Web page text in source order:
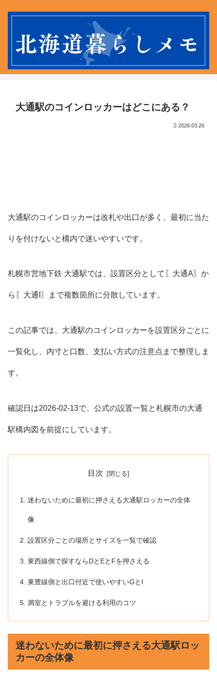
大通駅のコインロッカーはどこにある？
2026.03.26
大通駅のコインロッカーは改札や出口が多く、最初に当た
りを付けないと構内で迷いやすいです。
札幌市営地下鉄 大通駅では、設置区分として〖大通A〗か
ら〖大通I〗まで複数箇所に分散しています。
この記事では、大通駅のコインロッカーを設置区分ごとに
一覧化し、内寸と口数、支払い方式の注意点まで整理しま
す。
確認日は2026-02-13で、公式の設置一覧と札幌市の大通
駅構内図を前提にしています。
目次
迷わないために最初に押さえる大通駅ロッカーの全体
像
設置区分ごとの場所とサイズを一覧で確認
東西線側で探すならDとEとFを押さえる
東豊線側と出口付近で使いやすいGとI
満室とトラブルを避ける利用のコツ
迷わないために最初に押さえる大通駅ロッ
カーの全体像